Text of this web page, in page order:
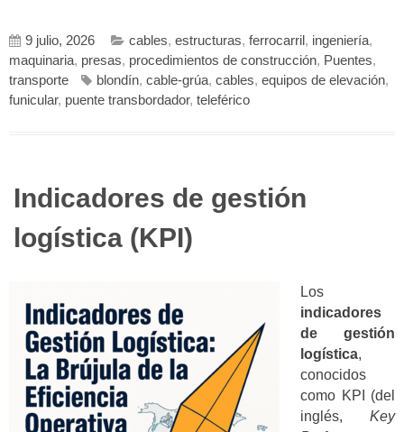
9 julio, 2026 cables, estructuras, ferrocarril , ingeniería,
maquinaria, presas, procedimientos de construcción, Puentes,
transporte
blondín, cable-grúa, cables, equipos de elevación,
funicular, puente transbordador, teleférico
Indicadores de gestión
logística (KPI)
Los
indicadores
de gestión
logística,
conocidos
como KPI (del
inglés, Key